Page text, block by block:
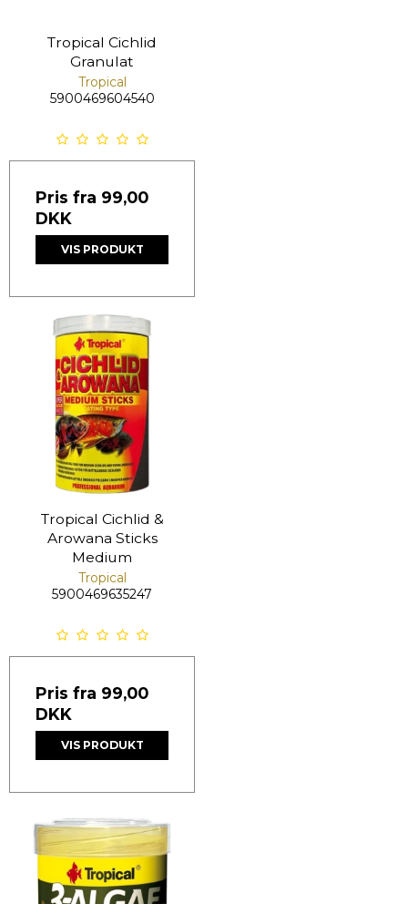
Tropical Cichlid
Granulat
Tropical
5900469604540
Pris fra 99,00
DKK
VIS PRODUKT
Tropical Cichlid &
Arowana Sticks
Medium
Tropical
5900469635247
Pris fra 99,00
DKK
VIS PRODUKT